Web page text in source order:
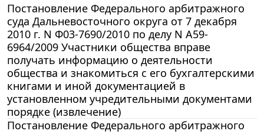
Постановление Федерального арбитражного
суда Дальневосточного округа от 7 декабря
2010 г. N Ф03-7690/2010 по делу N А59-
6964/2009 Участники общества вправе
получать информацию о деятельности
общества и знакомиться с его бухгалтерскими
книгами и иной документацией в
установленном учредительными документами
порядке (извлечение)
Постановление Федерального арбитражного